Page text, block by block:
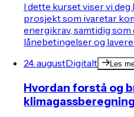
I dette kurset viser vi
prosjekt som ivaretar
energikrav, samtidig
lånebetingelser og
24. augustDigitalt Les
Hvordan forstå og